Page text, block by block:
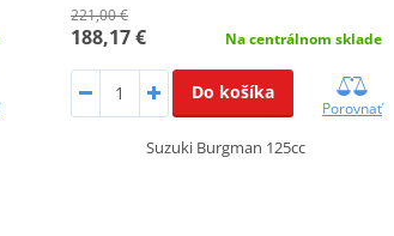
221,00 €
188,17 € Na centrálnom sklade
Do košíka
Porovnať
Suzuki Burgman 125cc